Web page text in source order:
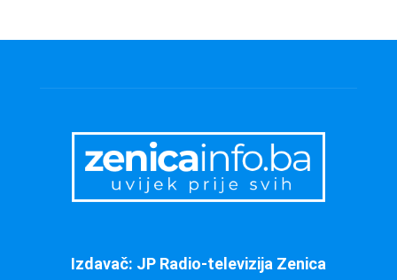
Izdavač: JP Radio-televizija Zenica